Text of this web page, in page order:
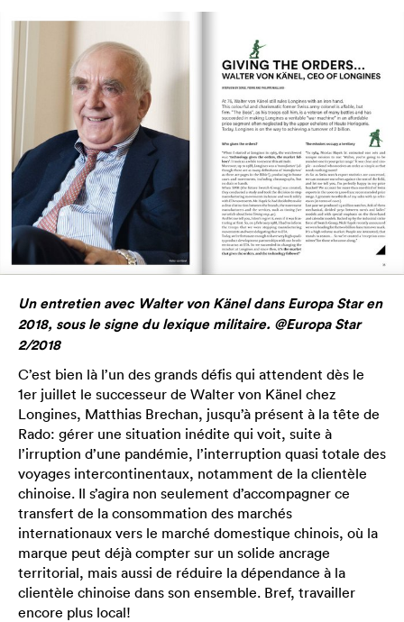
Un entretien avec Walter von Känel dans Europa Star en
2018, sous le signe du lexique militaire. @Europa Star
2/2018
C’est bien là l’un des grands défis qui attendent dès le
1er juillet le successeur de Walter von Känel chez
Longines, Matthias Brechan, jusqu’à présent à la tête de
Rado: gérer une situation inédite qui voit, suite à
l’irruption d’une pandémie, l’interruption quasi totale des
voyages intercontinentaux, notamment de la clientèle
chinoise. Il s’agira non seulement d’accompagner ce
transfert de la consommation des marchés
internationaux vers le marché domestique chinois, où la
marque peut déjà compter sur un solide ancrage
territorial, mais aussi de réduire la dépendance à la
clientèle chinoise dans son ensemble. Bref, travailler
encore plus local!